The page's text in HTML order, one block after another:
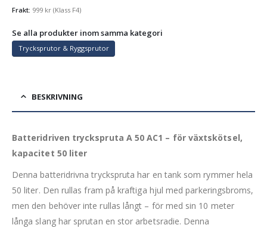
Frakt: 999 kr (Klass F4)
Se alla produkter inom samma kategori
Trycksprutor & Ryggsprutor
BESKRIVNING
Batteridriven tryckspruta A 50 AC1 – för växtskötsel,
kapacitet 50 liter
Denna batteridrivna tryckspruta har en tank som rymmer hela
50 liter. Den rullas fram på kraftiga hjul med parkeringsbroms,
men den behöver inte rullas långt – för med sin 10 meter
långa slang har sprutan en stor arbetsradie. Denna